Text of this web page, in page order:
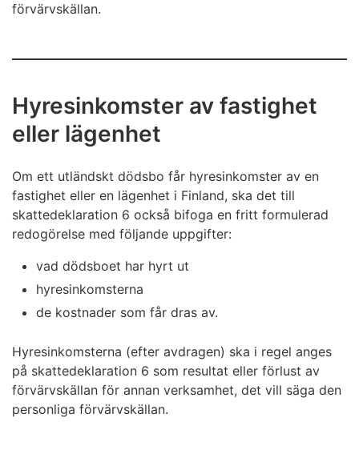
förvärvskällan.
Hyresinkomster av fastighet
eller lägenhet
Om ett utländskt dödsbo får hyresinkomster av en
fastighet eller en lägenhet i Finland, ska det till
skattedeklaration 6 också bifoga en fritt formulerad
redogörelse med följande uppgifter:
vad dödsboet har hyrt ut
hyresinkomsterna
de kostnader som får dras av.
Hyresinkomsterna (efter avdragen) ska i regel anges
på skattedeklaration 6 som resultat eller förlust av
förvärvskällan för annan verksamhet, det vill säga den
personliga förvärvskällan.